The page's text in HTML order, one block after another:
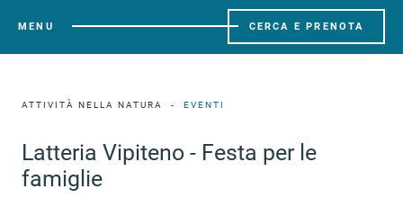
MENU CERCA E PRENOTA
ATTIVITÀ NELLA NATURA EVENTI
Latteria Vipiteno - Festa per le
famiglie